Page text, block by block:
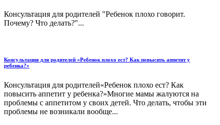
Консультация для родителей "Ребенок плохо говорит.
Почему? Что делать?"...
Консультация для родителей «Ребенок плохо ест? Как повысить аппетит у
ребенка?»
Консультация для родителей«Ребенок плохо ест? Как
повысить аппетит у ребенка?»Многие мамы жалуются на
проблемы с аппетитом у своих детей. Что делать, чтобы эти
проблемы не возникали вообще...